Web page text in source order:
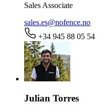
Sales Associate
sales.es@nofence.no
+34 945 88 05 54
Julian Torres